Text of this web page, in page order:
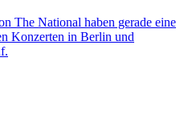
The National haben gerade eine
Konzerten in Berlin und